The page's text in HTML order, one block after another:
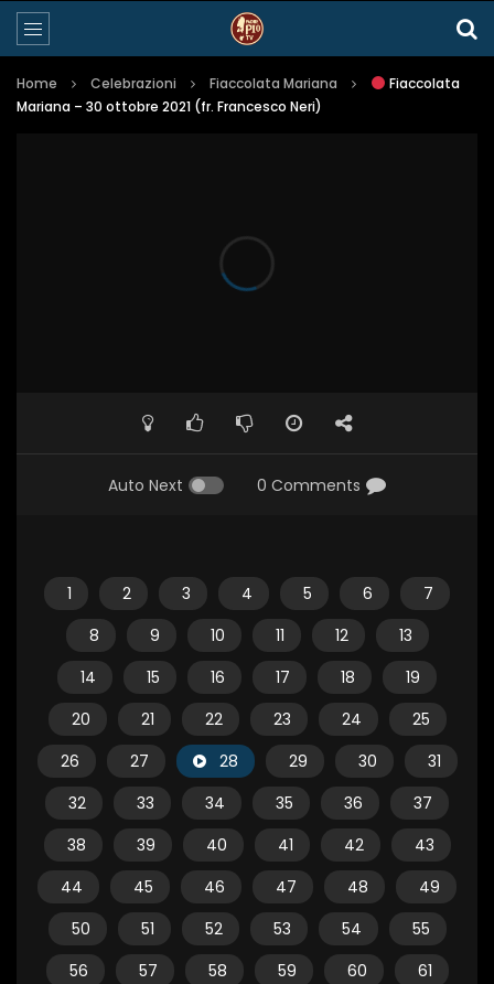
Home Celebrazioni Fiaccolata Mariana
Fiaccolata
Mariana – 30 ottobre 2021 (fr. Francesco Neri)
Auto Next 0 Comments
1 2 3 4 5 6
7
8
9 10 11 12
13
14
15 16 17 18
19
20
21 22 23 24
25
26
27 28 29 30
31
32
33 34 35 36
37
38
39 40 41 42
43
44
45 46 47 48
49
50
51 52 53 54
55
56
57 58 59 60
61